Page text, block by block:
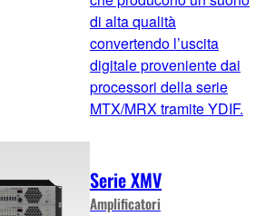
di alta qualità
convertendo l’uscita
digitale proveniente dai
processori della serie
MTX/MRX tramite YDIF.
Serie XMV
Amplificatori